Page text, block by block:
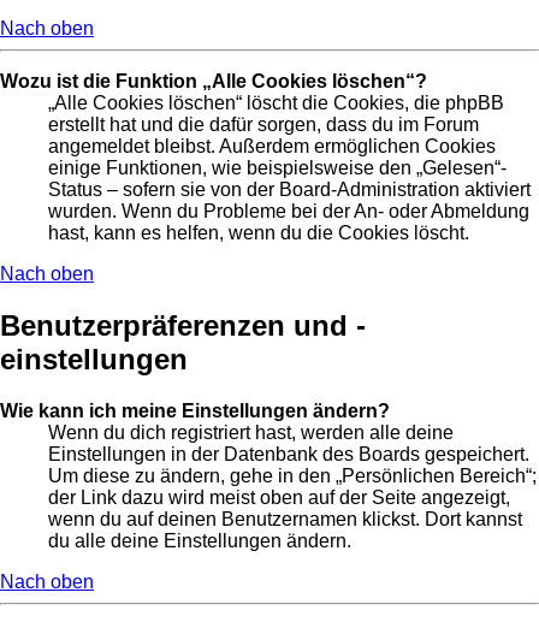
Nach oben
Wozu ist die Funktion „Alle Cookies löschen“?
„Alle Cookies löschen“ löscht die Cookies, die phpBB
erstellt hat und die dafür sorgen, dass du im Forum
angemeldet bleibst. Außerdem ermöglichen Cookies
einige Funktionen, wie beispielsweise den „Gelesen“-
Status – sofern sie von der Board-Administration aktiviert
wurden. Wenn du Probleme bei der An- oder Abmeldung
hast, kann es helfen, wenn du die Cookies löscht.
Nach oben
Benutzerpräferenzen und -
einstellungen
Wie kann ich meine Einstellungen ändern?
Wenn du dich registriert hast, werden alle deine
Einstellungen in der Datenbank des Boards gespeichert.
Um diese zu ändern, gehe in den „Persönlichen Bereich“;
der Link dazu wird meist oben auf der Seite angezeigt,
wenn du auf deinen Benutzernamen klickst. Dort kannst
du alle deine Einstellungen ändern.
Nach oben